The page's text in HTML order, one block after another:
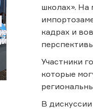
школах». На
кадрах и
Участники
которые
В